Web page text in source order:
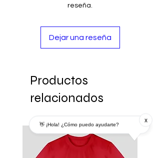
reseña.
Dejar una reseña
Productos
relacionados
👋 ¡Hola! ¿Cómo puedo ayudarte?
x